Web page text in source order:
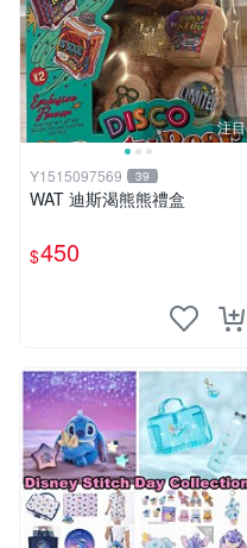
注目
Y1515097569 39
WAT 迪斯渴熊熊禮盒
$450